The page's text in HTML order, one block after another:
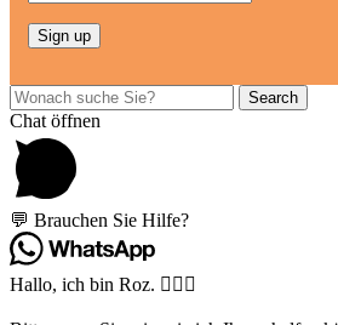
Search
Chat öffnen
💬 Brauchen Sie Hilfe?
Hallo, ich bin Roz. 🙋🏽‍♀